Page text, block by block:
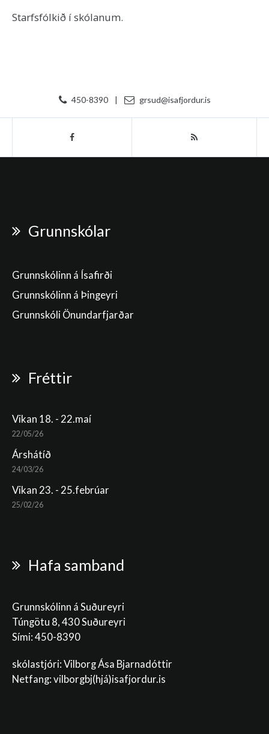
Starfsfólkið í skólanum.
450-8390 | grsud@isafjordur.is
Grunnskólar
Grunnskólinn á Ísafirði
Grunnskólinn á Þingeyri
Grunnskóli Önundarfjarðar
Fréttir
Vikan 18. - 22.maí
22/05/26
Árshátíð
24/03/26
Vikan 23. - 25.febrúar
25/02/26
Hafa samband
Grunnskólinn á Suðureyri
Túngötu 8, 430 Suðureyri
Sími: 450-8390
skólastjóri: Vilborg Ása Bjarnadóttir
Netfang: vilborgbj(hjá)isafjordur.is